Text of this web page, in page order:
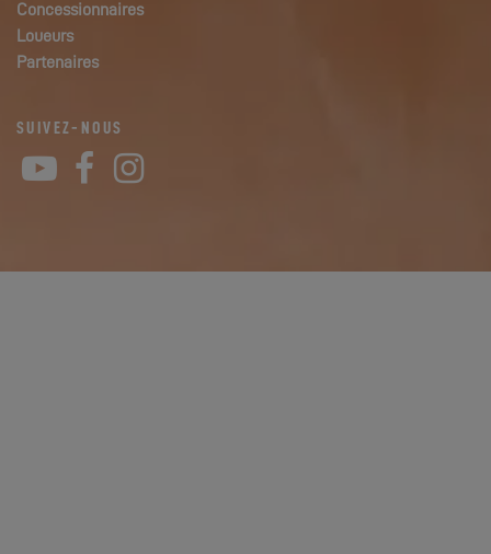
Concessionnaires
Loueurs
Partenaires
SUIVEZ-NOUS
YouTube
Facebook
Instagram